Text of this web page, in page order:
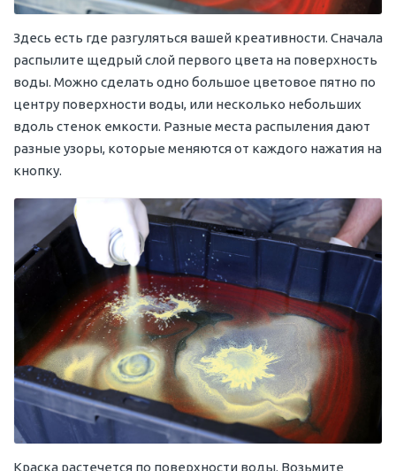
Здесь есть где разгуляться вашей креативности. Сначала
распылите щедрый слой первого цвета на поверхность
воды. Можно сделать одно большое цветовое пятно по
центру поверхности воды, или несколько небольших
вдоль стенок емкости. Разные места распыления дают
разные узоры, которые меняются от каждого нажатия на
кнопку.
Краска растечется по поверхности воды. Возьмите